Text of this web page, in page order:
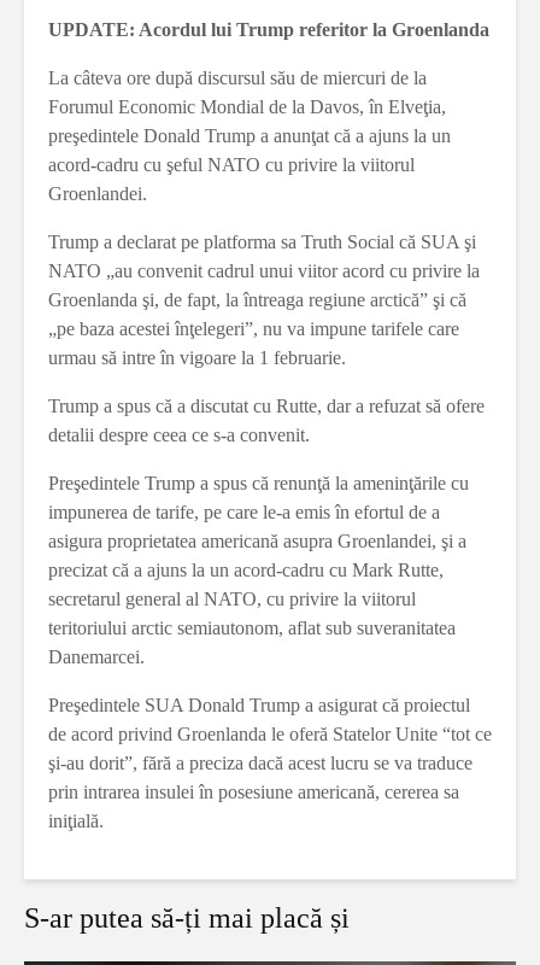
UPDATE: Acordul lui Trump referitor la Groenlanda
La câteva ore după discursul său de miercuri de la
Forumul Economic Mondial de la Davos, în Elveţia,
preşedintele Donald Trump a anunţat că a ajuns la un
acord-cadru cu şeful NATO cu privire la viitorul
Groenlandei.
Trump a declarat pe platforma sa Truth Social că SUA şi
NATO „au convenit cadrul unui viitor acord cu privire la
Groenlanda şi, de fapt, la întreaga regiune arctică” şi că
„pe baza acestei înţelegeri”, nu va impune tarifele care
urmau să intre în vigoare la 1 februarie.
Trump a spus că a discutat cu Rutte, dar a refuzat să ofere
detalii despre ceea ce s-a convenit.
Preşedintele Trump a spus că renunţă la ameninţările cu
impunerea de tarife, pe care le-a emis în efortul de a
asigura proprietatea americană asupra Groenlandei, şi a
precizat că a ajuns la un acord-cadru cu Mark Rutte,
secretarul general al NATO, cu privire la viitorul
teritoriului arctic semiautonom, aflat sub suveranitatea
Danemarcei.
Preşedintele SUA Donald Trump a asigurat că proiectul
de acord privind Groenlanda le oferă Statelor Unite “tot ce
şi-au dorit”, fără a preciza dacă acest lucru se va traduce
prin intrarea insulei în posesiune americană, cererea sa
iniţială.
S-ar putea să-ți mai placă și